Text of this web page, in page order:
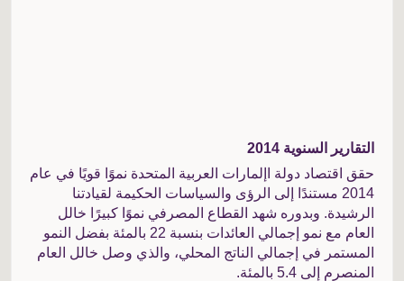
التقارير السنوية 2014
حقق اقتصاد دولة اإلمارات العربية المتحدة نموًا قويًا في عام
2014 مستندًا إلى الرؤى والسياسات الحكيمة لقيادتنا
الرشيدة. وبدوره شهد القطاع المصرفي نموًا كبيرًا خالل
العام مع نمو إجمالي العائدات بنسبة 22 بالمئة بفضل النمو
المستمر في إجمالي الناتج المحلي، والذي وصل خالل العام
المنصرم إلى 5.4 بالمئة.